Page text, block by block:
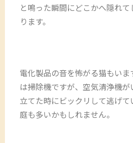
と鳴った瞬間にどこかへ隠れ
ります。
電化製品の音を怖がる猫もい
は掃除機ですが、空気清浄機
立てた時にビックリして逃げ
庭も多いかもしれません。